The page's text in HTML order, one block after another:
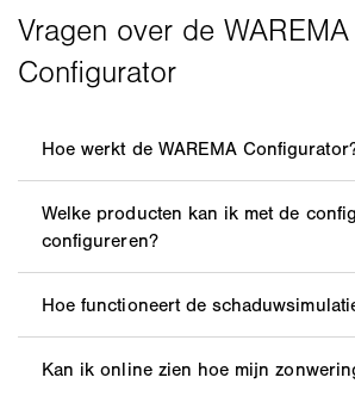
Na de keuze van het product heeft u
verschillende instellingen en opties
Dit betreft de keuze van kleuren,
speciale eigenschappen. De
In de WAREMA Configurator kunt u
lamellendaken en zonnezeilen
configureren. Ook de passende
De schaduwsimulatie in onze